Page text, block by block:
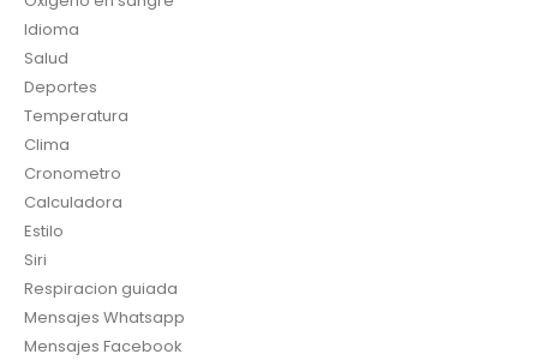
Idioma
Salud
Deportes
Temperatura
Clima
Cronometro
Calculadora
Estilo
Siri
Respiracion guiada
Mensajes Whatsapp
Mensajes Facebook